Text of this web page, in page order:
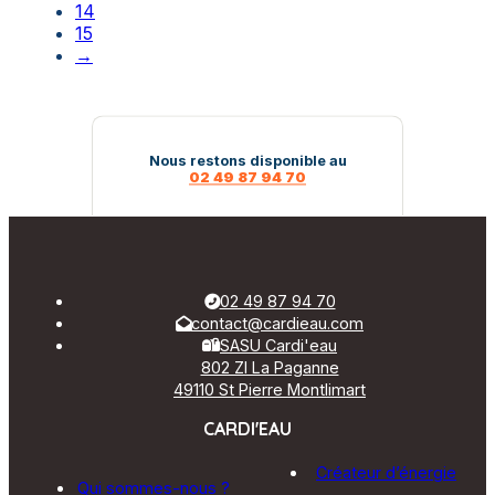
14
15
→
Nous restons disponible au
02 49 87 94 70
02 49 87 94 70
contact@cardieau.com
SASU Cardi'eau
802 ZI La Paganne
49110 St Pierre Montlimart
CARDI'EAU
Qui sommes-nous ?
Créateur d’énergie